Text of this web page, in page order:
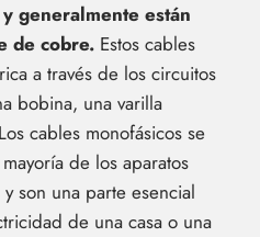
generalmente están
de cobre. Estos cables
a través de los circuitos
bobina, una varilla
cables monofásicos se
de los aparatos
son una parte esencial
de una casa o una